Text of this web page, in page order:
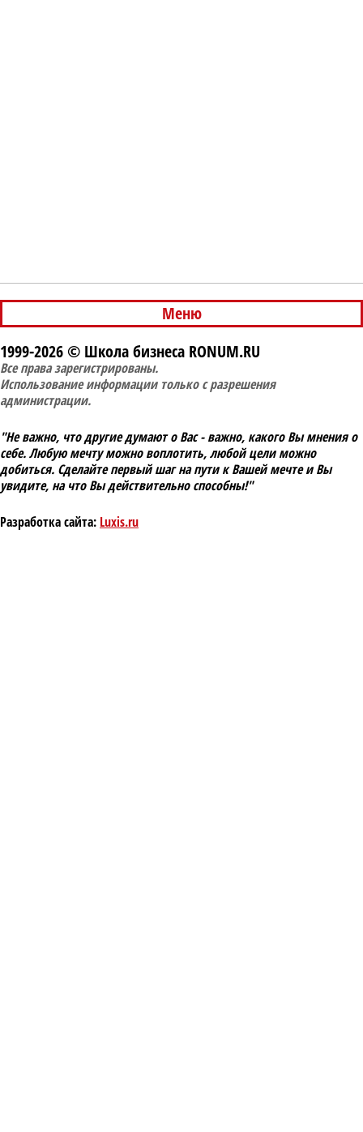
Меню
1999-2026 © Школа бизнеса RONUM.RU
Все права зарегистрированы.
Использование информации только с разрешения
администрации.
"Не важно, что другие думают о Вас - важно, какого Вы мнения о
себе. Любую мечту можно воплотить, любой цели можно
добиться. Сделайте первый шаг на пути к Вашей мечте и Вы
увидите, на что Вы действительно способны!"
Разработка сайта: Luxis.ru